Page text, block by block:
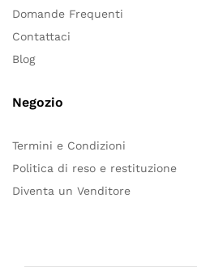
Domande Frequenti
Contattaci
Blog
Negozio
Termini e Condizioni
Politica di reso e restituzione
Diventa un Venditore